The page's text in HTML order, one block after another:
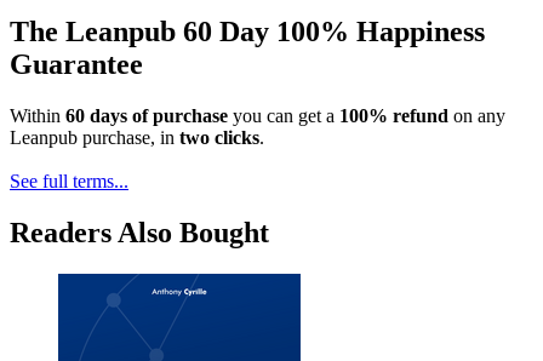
The Leanpub 60 Day 100% Happiness
Guarantee
Within 60 days of purchase you can get a 100% refund on any
Leanpub purchase, in two clicks.
See full terms...
Readers Also Bought